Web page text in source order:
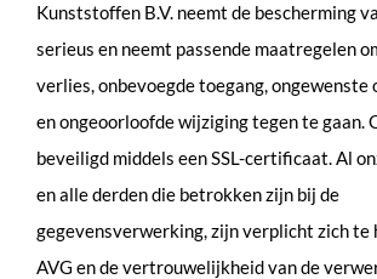
Kunststoffen B.V. neemt de bescherming
serieus en neemt passende maatregelen
verlies, onbevoegde toegang, ongewenste
en ongeoorloofde wijziging tegen te gaan.
beveiligd middels een SSL-certificaat. Al
en alle derden die betrokken zijn bij de
gegevensverwerking, zijn verplicht zich te
AVG en de vertrouwelijkheid van de